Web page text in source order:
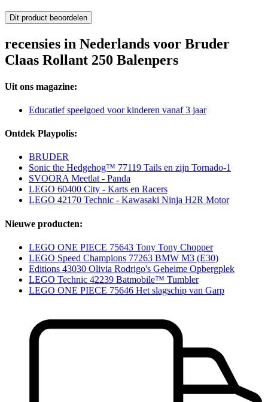
Dit product beoordelen
recensies in Nederlands voor Bruder
Claas Rollant 250 Balenpers
Uit ons magazine:
Educatief speelgoed voor kinderen vanaf 3 jaar
Ontdek Playpolis:
BRUDER
Sonic the Hedgehog™ 77119 Tails en zijn Tornado-1
SVOORA Meetlat - Panda
LEGO 60400 City - Karts en Racers
LEGO 42170 Technic - Kawasaki Ninja H2R Motor
Nieuwe producten:
LEGO ONE PIECE 75643 Tony Tony Chopper
LEGO Speed Champions 77263 BMW M3 (E30)
Editions 43030 Olivia Rodrigo's Geheime Opbergplek
LEGO Technic 42239 Batmobile™ Tumbler
LEGO ONE PIECE 75646 Het slagschip van Garp